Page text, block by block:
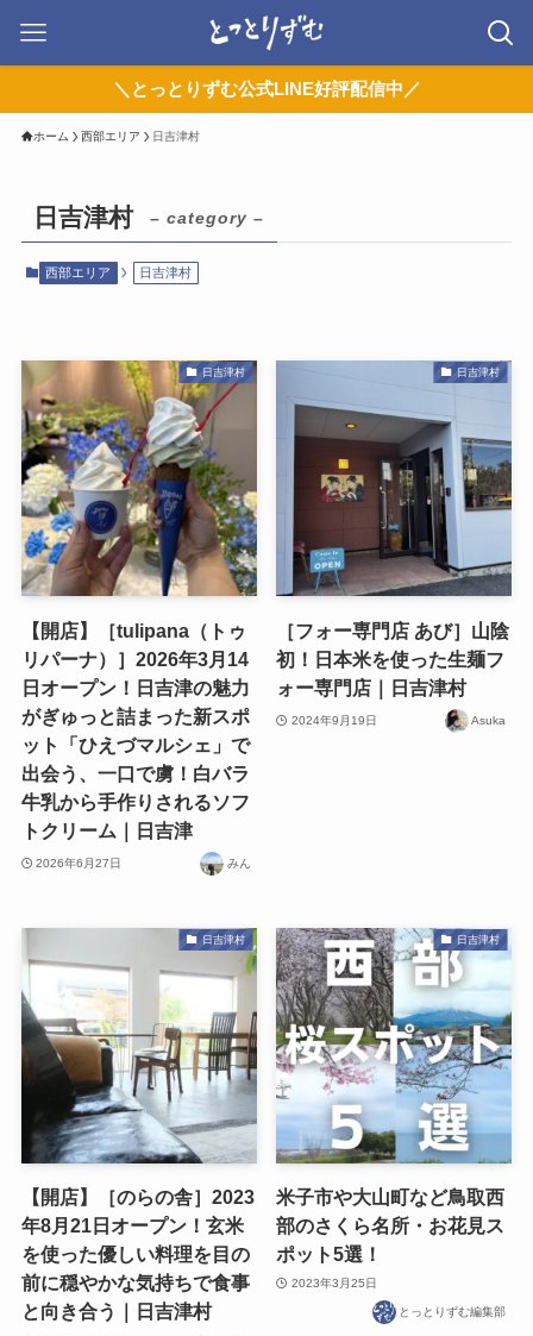
＼とっとりずむ公式LINE好評配信中／
ホーム 西部エリア 日吉津村
日吉津村 – category –
西部エリア 日吉津村
日吉津村
【開店】［tulipana（トゥ
リパーナ）］2026年3月14
日オープン！日吉津の魅力
がぎゅっと詰まった新スポ
ット「ひえづマルシェ」で
出会う、一口で虜！白バラ
牛乳から手作りされるソフ
トクリーム｜日吉津
2026年6月27日 みん
日吉津村
［フォー専門店 あび］山陰
初！日本米を使った生麺フ
ォー専門店｜日吉津村
2024年9月19日 Asuka
日吉津村
【開店】［のらの舎］2023
年8月21日オープン！玄米
を使った優しい料理を目の
前に穏やかな気持ちで食事
と向き合う｜日吉津村
日吉津村
米子市や大山町など鳥取西
部のさくら名所・お花見ス
ポット5選！
2023年3月25日
とっとりずむ編集部